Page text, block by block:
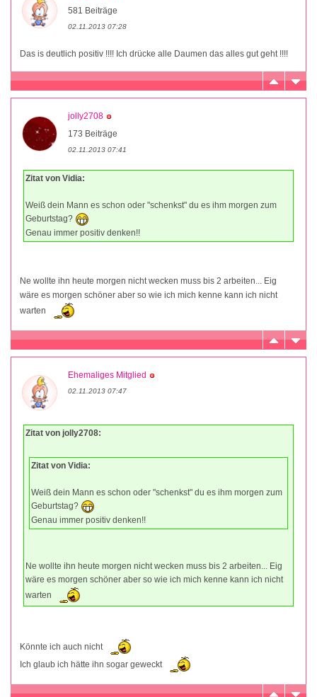
581 Beiträge
02.11.2013 07:28
Das is deutlich positiv !!!! Ich drücke alle Daumen das alles gut geht !!!!
jolly2708
173 Beiträge
02.11.2013 07:41
Zitat von Vidia:
Weiß dein Mann es schon oder "schenkst" du es ihm morgen zum
Geburtstag?
Genau immer positiv denken!!
Ne wollte ihn heute morgen nicht wecken muss bis 2 arbeiten... Eig
wäre es morgen schöner aber so wie ich mich kenne kann ich nicht
warten
Ehemaliges Mitglied
02.11.2013 07:47
Zitat von jolly2708:
Zitat von Vidia:
Weiß dein Mann es schon oder "schenkst" du es ihm morgen zum
Geburtstag?
Genau immer positiv denken!!
Ne wollte ihn heute morgen nicht wecken muss bis 2 arbeiten... Eig
wäre es morgen schöner aber so wie ich mich kenne kann ich nicht
warten
Könnte ich auch nicht
Ich glaub ich hätte ihn sogar geweckt